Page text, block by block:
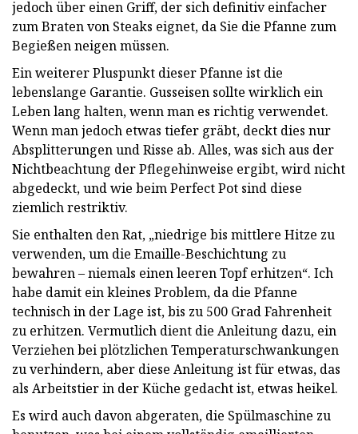
jedoch über einen Griff, der sich definitiv einfacher
zum Braten von Steaks eignet, da Sie die Pfanne zum
Begießen neigen müssen.
Ein weiterer Pluspunkt dieser Pfanne ist die
lebenslange Garantie. Gusseisen sollte wirklich ein
Leben lang halten, wenn man es richtig verwendet.
Wenn man jedoch etwas tiefer gräbt, deckt dies nur
Absplitterungen und Risse ab. Alles, was sich aus der
Nichtbeachtung der Pflegehinweise ergibt, wird nicht
abgedeckt, und wie beim Perfect Pot sind diese
ziemlich restriktiv.
Sie enthalten den Rat, „niedrige bis mittlere Hitze zu
verwenden, um die Emaille-Beschichtung zu
bewahren – niemals einen leeren Topf erhitzen“. Ich
habe damit ein kleines Problem, da die Pfanne
technisch in der Lage ist, bis zu 500 Grad Fahrenheit
zu erhitzen. Vermutlich dient die Anleitung dazu, ein
Verziehen bei plötzlichen Temperaturschwankungen
zu verhindern, aber diese Anleitung ist für etwas, das
als Arbeitstier in der Küche gedacht ist, etwas heikel.
Es wird auch davon abgeraten, die Spülmaschine zu